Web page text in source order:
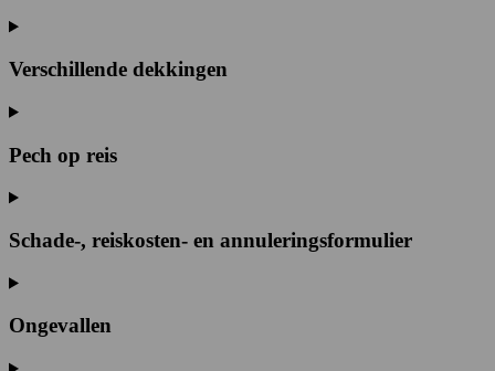
Verschillende dekkingen
Pech op reis
Schade-, reiskosten- en annuleringsformulier
Ongevallen